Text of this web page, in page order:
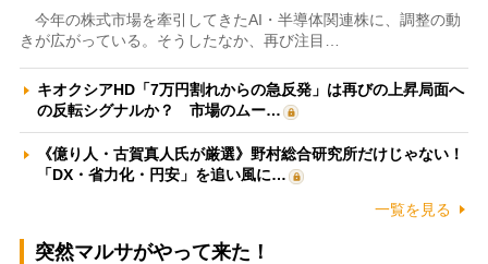
今年の株式市場を牽引してきたAI・半導体関連株に、調整の動
きが広がっている。そうしたなか、再び注目…
キオクシアHD「7万円割れからの急反発」は再びの上昇局面へ
の反転シグナルか？ 市場のムー…
《億り人・古賀真人氏が厳選》野村総合研究所だけじゃない！
「DX・省力化・円安」を追い風に…
一覧を見る
突然マルサがやって来た！